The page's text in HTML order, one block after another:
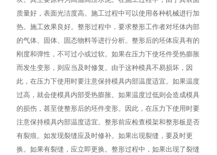
质量好，表面光洁度高。施工过程中可以使用各种机械进行加
热。施工效果良好。整形过程中，要求整形工作者对坯体内部
的气体、固体、固态物料等进行分析。整形后的坯体应具有的
刚度和弹性，不可过小或过软。如果在压力下使坯件受热膨胀
而发生变形，则应当及时修复。由于这种模具不易损坏，因
此，在压力下使用时要注意保持模具内部温度适宜。如果温度
过高，就会使模具内部受热膨胀。如果温度过低则会造成模具
的损伤，甚至使整形后的坯件变形。因此，在压力下使用时要
注意保持模具内部温度适宜。整形前应检查模架和整形板是否
有裂痕。如发现裂缝应及时修补。如果出现裂缝，要及时更
换。如果有裂缝，应立即更换。整形过程中，如果出现了裂缝